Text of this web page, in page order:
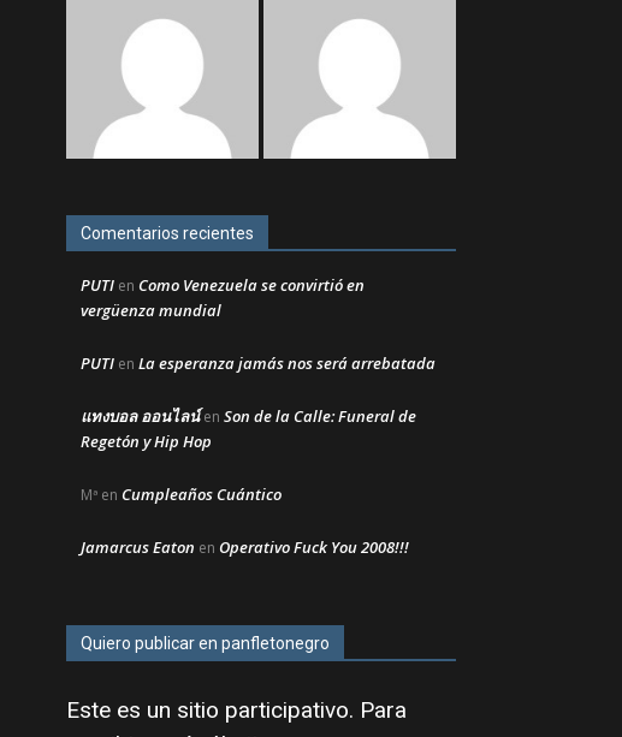
Comentarios recientes
PUTI en Como Venezuela se convirtió en
vergüenza mundial
PUTI en La esperanza jamás nos será arrebatada
แทงบอล ออนไลน์en Son de la Calle: Funeral de
Regetón y Hip Hop
Mª en Cumpleaños Cuántico
Jamarcus Eaton en Operativo Fuck You 2008!!!
Quiero publicar en panfletonegro
Este es un sitio participativo. Para